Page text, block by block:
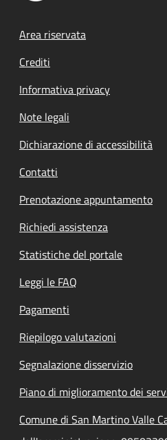
Footer menu
Area riservata
Crediti
Informativa privacy
Note legali
Dichiarazione di accessibilità
Contatti
Prenotazione appuntamento
Richiedi assistenza
Statistiche del portale
Leggi le FAQ
Pagamenti
Riepilogo valutazioni
Segnalazione disservizio
Piano di miglioramento dei
Comune di San Martino Valle